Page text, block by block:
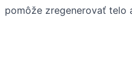
pomôže zregenerovať telo